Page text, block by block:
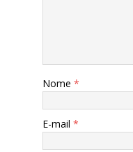
Nome *
E-mail *